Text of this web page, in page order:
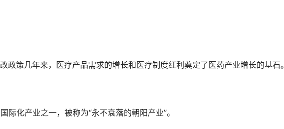
政策几年来，医疗产品需求的增长和医疗制度红利奠定了医药产业增长的基石。
际化产业之一，被称为“永不衰落的朝阳产业”。